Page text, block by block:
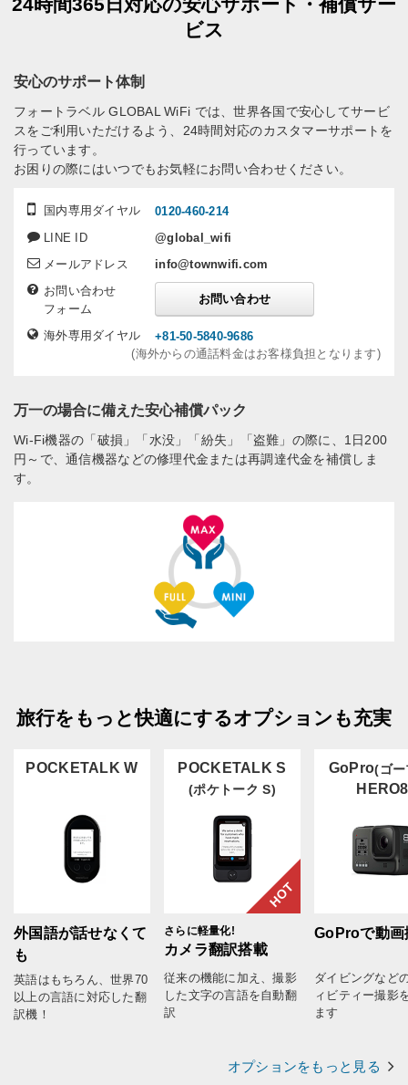
ビス
安心のサポート体制
国内専用ダイヤル
0120-460-214
LINE ID
@global_wifi
メールアドレス
info@townwifi.com
お問い合わせ
フォーム
お問い合わせ
海外専用ダイヤル
+81-50-5840-9686
(海外からの通話料金はお客様負担となります)
フォートラベル GLOBAL WiFi では、世界各国で安心してサービ
スをご利用いただけるよう、24時間対応のカスタマーサポートを
行っています。
お困りの際にはいつでもお気軽にお問い合わせください。
万一の場合に備えた安心補償パック
Wi-Fi機器の「破損」「水没」「紛失」「盗難」の際に、1日200
円～で、通信機器などの修理代金または再調達代金を補償しま
す。
旅行をもっと快適にするオプションも充実
POCKETALK W
外国語が話せなくて
も
英語はもちろん、世界70
以上の言語に対応した翻
訳機！
POCKETALK S
(ポケトーク S)
HOT
さらに軽量化!
カメラ翻訳搭載
従来の機能に加え、撮影
した文字の言語を自動翻
訳
GoPro(ゴ
HERO8
GoProで動画
ダイビングなど
ィビティー撮影
ます
オプションをもっと見る